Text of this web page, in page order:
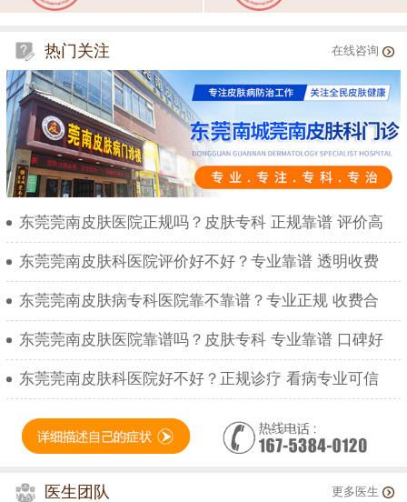
热门关注 在线咨询
东莞莞南皮肤医院正规吗？皮肤专科 正规靠谱 评价高
东莞莞南皮肤科医院评价好不好？专业靠谱 透明收费
东莞莞南皮肤病专科医院靠不靠谱？专业正规 收费合
东莞莞南皮肤医院靠谱吗？皮肤专科 专业靠谱 口碑好
东莞莞南皮肤科医院好不好？正规诊疗 看病专业可信
医生团队 更多医生